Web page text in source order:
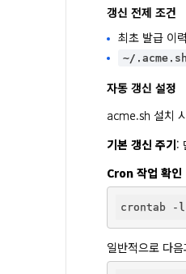
갱신 전제 조건
최초 발급 이
~/
자동 갱신 설정
acme.sh 설치
기본 갱신 주기:
Cron 작업 확인
일반적으로 다